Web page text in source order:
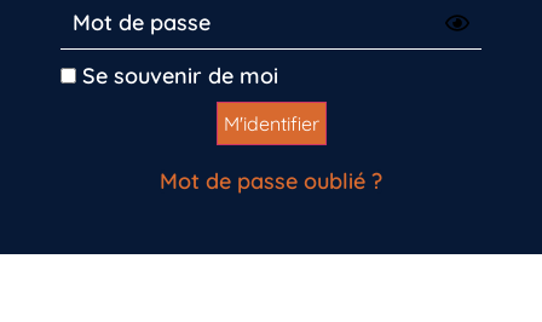
Se souvenir de moi
Mot de passe oublié ?